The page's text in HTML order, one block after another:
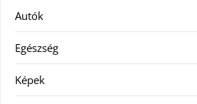
Autók
Egészség
Képek